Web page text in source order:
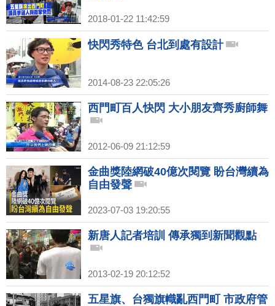
2018-01-22 11:42:59
快閃秀特色 台北到處有設計
2014-08-23 22:05:26
西門町百人快閃 大小朋友齊秀廚師舞
2012-06-09 21:12:59
金曲獎陸網破40億次閱覽 盼台灣續為
自由發聲
2023-07-03 19:20:55
新唐人記者培訓 傳承獨到新聞觀點
2013-02-19 20:12:52
五星旗、台獨旗幟亂西門町 市政府管